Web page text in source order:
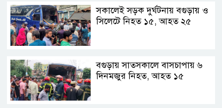
সকালেই সড়ক দুর্ঘটনায় বগুড়ায় ও
সিলেটে নিহত ১৫, আহত ২৫
বগুড়ায় সাতসকালে বাসচাপায় ৬
দিনমজুর নিহত, আহত ১৫